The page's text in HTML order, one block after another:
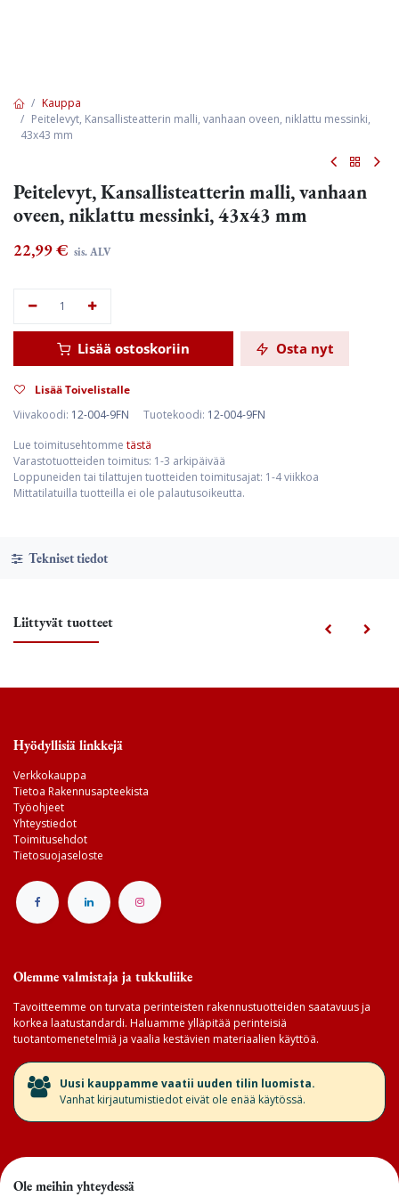
Kauppa
Peitelevyt, Kansallisteatterin malli, vanhaan oveen, niklattu messinki,
43x43 mm
Peitelevyt, Kansallisteatterin malli, vanhaan
oveen, niklattu messinki, 43x43 mm
22,99€ sis. ALV
Lisää ostoskoriin Osta nyt
Lisää Toivelistalle
Viivakoodi: 12-004-9FN Tuotekoodi: 12-004-9FN
Lue toimitusehtomme tästä
Varastotuotteiden toimitus: 1-3 arkipäivää
Loppuneiden tai tilattujen tuotteiden toimitusajat: 1-4 viikkoa
Mittatilatuilla tuotteilla ei ole palautusoikeutta.
Tekniset tiedot
Liittyvät tuotteet
Hyödyllisiä linkkejä
Verkkokauppa
Tietoa Rakennusapteekista
Työohjeet
Yhteystiedot
Toimitusehdot
Tietosuojaseloste
Olemme valmistaja ja tukkuliike
Tavoitteemme on turvata perinteisten rakennustuotteiden saatavuus ja
korkea laatustandardi. Haluamme ylläpitää perinteisiä
tuotantomenetelmiä ja vaalia kestävien materiaalien käyttöä.
​Uusi kauppamme vaatii uuden tilin luomista.
Vanhat kirjautumistiedot eivät ole enää käytössä.
Ole meihin yhteydessä